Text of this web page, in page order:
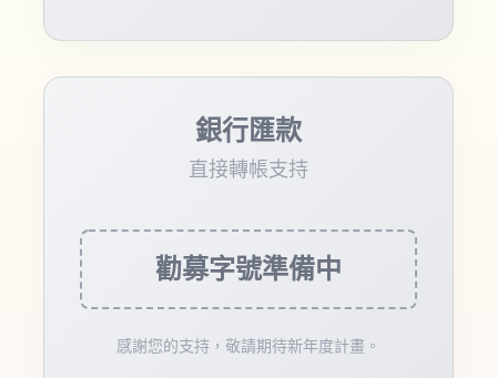
銀行匯款
直接轉帳支持
勸募字號準備中
感謝您的支持，敬請期待新年度計畫。